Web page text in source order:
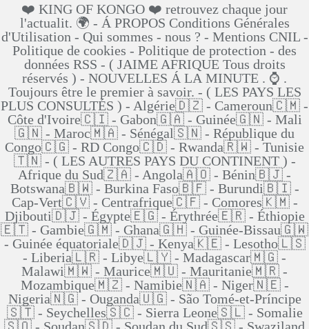
❤️ KING OF KONGO ❤️ retrouvez chaque jour
l'actualit. 🌍 - Á PROPOS Conditions Générales
d'Utilisation - Qui sommes - nous ? - Mentions CNIL -
Politique de cookies - Politique de protection - des
données RSS - ( JAIME AFRIQUE Tous droits
réservés ) - NOUVELLES Á LA MINUTE . ⌚ .
Toujours être le premier à savoir. - ( LES PAYS LES
PLUS CONSULTÉS ) - Algérie🇩🇿 - Cameroun🇨🇲 -
Côte d'Ivoire🇨🇮 - Gabon🇬🇦 - Guinée🇬🇳 - Mali
🇬🇳 - Maroc🇲🇦 - Sénégal🇸🇳 - République du
Congo🇨🇬 - RD Congo🇨🇩 - Rwanda🇷🇼 - Tunisie
🇹🇳 - ( LES AUTRES PAYS DU CONTINENT ) -
Afrique du Sud🇿🇦 - Angola🇦🇴 - Bénin🇧🇯 -
Botswana🇧🇼 - Burkina Faso🇧🇫 - Burundi🇧🇮 -
Cap-Vert🇨🇻 - Centrafrique🇨🇫 - Comores🇰🇲 -
Djibouti🇩🇯 - Égypte🇪🇬 - Érythrée🇪🇷 - Éthiopie
🇪🇹 - Gambie🇬🇲 - Ghana🇬🇭 - Guinée-Bissau🇬🇼
- Guinée équatoriale🇩🇯 - Kenya🇰🇪 - Lesotho🇱🇸
- Liberia🇱🇷 - Libye🇱🇾 - Madagascar🇲🇬 -
Malawi🇲🇼 - Maurice🇲🇺 - Mauritanie🇲🇷 -
Mozambique🇲🇿 - Namibie🇳🇦 - Niger🇳🇪 -
Nigeria🇳🇬 - Ouganda🇺🇬 - São Tomé-et-Príncipe
🇸🇹 - Seychelles🇸🇨 - Sierra Leone🇸🇱 - Somalie